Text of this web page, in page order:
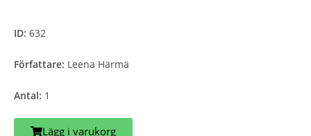
ID: 632
Författare: Leena Härmä
Antal: 1
Lägg i varukorg